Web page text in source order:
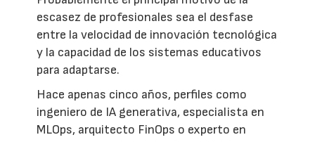
escasez de profesionales sea el desfase
entre la velocidad de innovación tecnológica
y la capacidad de los sistemas educativos
para adaptarse.
Hace apenas cinco años, perfiles como
ingeniero de IA generativa, especialista en
MLOps, arquitecto FinOps o experto en